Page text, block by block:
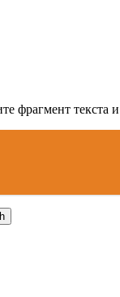
фрагмент текста